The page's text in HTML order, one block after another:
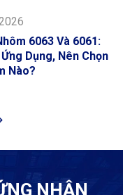
6063 Và 6061:
Dụng, Nên Chọn
Nào?
NHẬN